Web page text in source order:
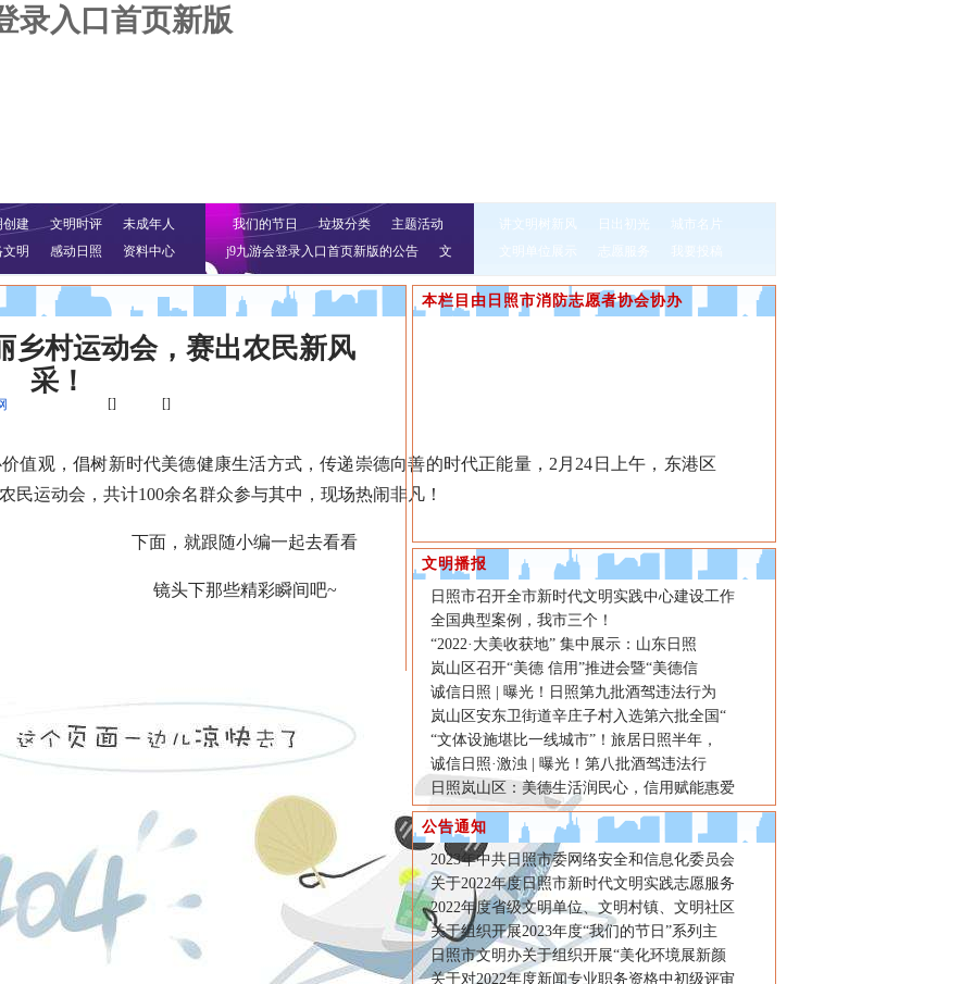
录入口首页新版
创建 文明时评
未成年人
明
感动日照 资料中心
我们的节日 垃圾分类
主题活动
j9九游会登录入口首页新版的公告
文
明行动
讲文明树新风 日出初光
城市名片
文明单位展示
志愿服务 我要投稿
乡村运动会，赛出农民新风
采！
[] []
观，倡树新时代美德健康生活方式，传递崇德向善的时代正能量，2月24日上午，东港区
民运动会，共计100余名群众参与其中，现场热闹非凡！
下面，就跟随小编一起去看看
镜头下那些精彩瞬间吧~
本栏目由日照市消防志愿者协会协办
文明播报
日照市召开全市新时代文明实践中心建设工作
全国典型案例，我市三个！
“2022·大美收获地” 集中展示：山东日照
岚山区召开“美德 信用”推进会暨“美德信
诚信日照 | 曝光！日照第九批酒驾违法行为
岚山区安东卫街道辛庄子村入选第六批全国“
“文体设施堪比一线城市”！旅居日照半年，
诚信日照·激浊 | 曝光！第八批酒驾违法行
日照岚山区：美德生活润民心，信用赋能惠爱
公告通知
2023年中共日照市委网络安全和信息化委员会
关于2022年度日照市新时代文明实践志愿服务
2022年度省级文明单位、文明村镇、文明社区
关于组织开展2023年度“我们的节日”系列主
日照市文明办关于组织开展“美化环境展新颜
关于对2022年度新闻专业职务资格中初级评审